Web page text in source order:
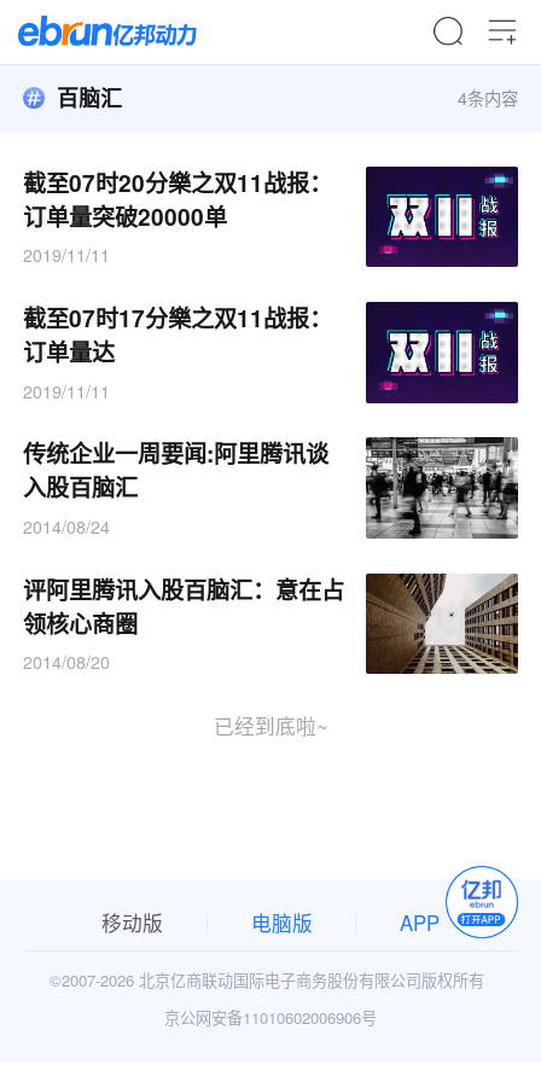
百脑汇 4条内容
截至07时20分樂之双11战报：
订单量突破20000单
2019/11/11
截至07时17分樂之双11战报：
订单量达
2019/11/11
传统企业一周要闻:阿里腾讯谈
入股百脑汇
2014/08/24
评阿里腾讯入股百脑汇：意在占
领核心商圈
2014/08/20
已经到底啦~
移动版 电脑版 APP
©2007-2026 北京亿商联动国际电子商务股份有限公司版权所有
京公网安备11010602006906号